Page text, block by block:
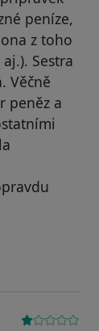
peníze,
z toho
Sestra
Věčně
peněz a
odstraněn